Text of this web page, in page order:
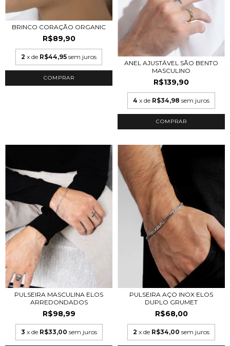
BRINCO CORAÇÃO ORGANIC
R$89,90
2 x de R$44,95 sem juros
ANEL AJUSTÁVEL SÃO BENTO
MASCULINO
R$139,90
4 x de R$34,98 sem juros
PULSEIRA MASCULINA ELOS
ARREDONDADOS
R$98,99
3 x de R$33,00 sem juros
PULSEIRA AÇO INOX ELOS
DUPLO GRUMET
R$68,00
2 x de R$34,00 sem juros